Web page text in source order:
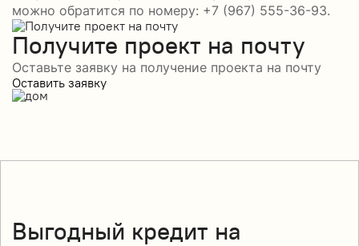
можно обратится по номеру: +7 (967) 555-36-93.
Получите проект на почту
Оставьте заявку на получение проекта на почту
Оставить заявку
Выгодный кредит на